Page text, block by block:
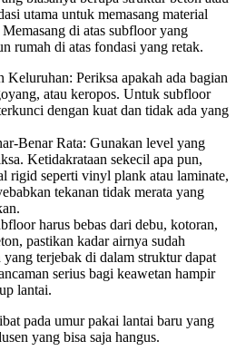
utama untuk memasang material
di atas subfloor yang
rumah di atas fondasi yang retak.
Keluruhan: Periksa apakah ada bagian
atau keropos. Untuk subfloor
dengan kuat dan tidak ada yang
Benar Rata: Gunakan level yang
Ketidakrataan sekecil apa pun,
rigid seperti vinyl plank atau laminate,
tekanan tidak merata yang
harus bebas dari debu, kotoran,
pastikan kadar airnya sudah
terjebak di dalam struktur dapat
serius bagi keawetan hampir
lantai.
pada umur pakai lantai baru yang
yang bisa saja hangus.